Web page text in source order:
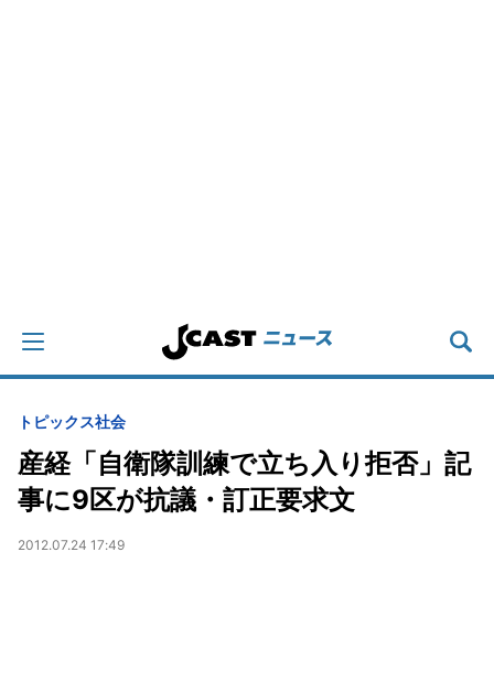
トピックス社会
産経「自衛隊訓練で立ち入り拒否」記
事に9区が抗議・訂正要求文
2012.07.24 17:49